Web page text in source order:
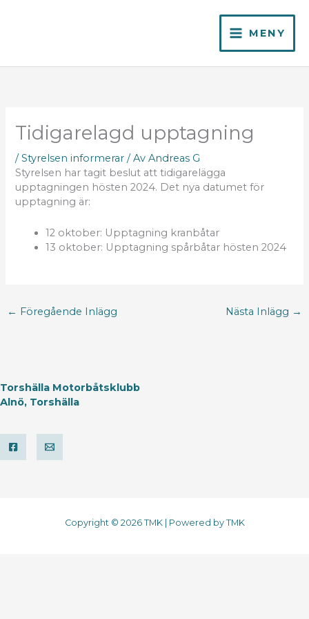
MENY
Tidigarelagd upptagning
/Styrelsen informerar / AvAndreas G
Styrelsen har tagit beslut att tidigarelägga
upptagningen hösten 2024. Det nya datumet för
upptagning är:
12 oktober: Upptagning kranbåtar
13 oktober: Upptagning spårbåtar hösten 2024
← Föregående Inlägg Nästa Inlägg →
Torshälla Motorbåtsklubb
Alnö, Torshälla
Copyright © 2026 TMK | Powered by TMK